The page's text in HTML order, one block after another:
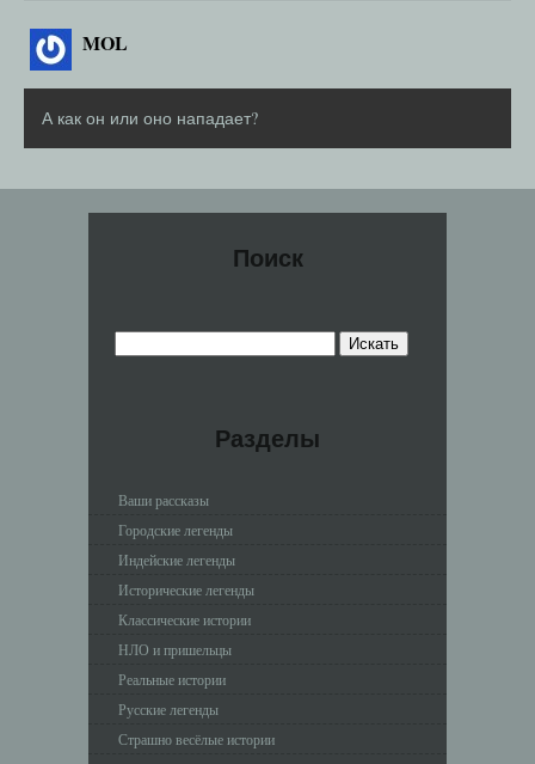
MOL
А как он или оно нападает?
Поиск
Разделы
Ваши рассказы
Городские легенды
Индейские легенды
Исторические легенды
Классические истории
НЛО и пришельцы
Реальные истории
Русские легенды
Страшно весёлые истории